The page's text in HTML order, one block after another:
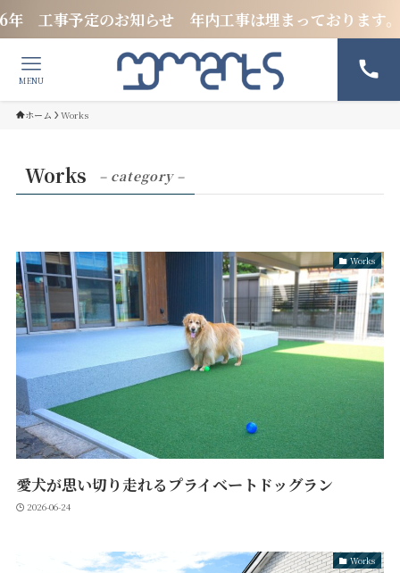
定のお知らせ 年内工事は埋まっております。新規の設
MENU
ホーム Works
Works – category –
Works
愛犬が思い切り走れるプライベートドッグラン
2026-06-24
Works